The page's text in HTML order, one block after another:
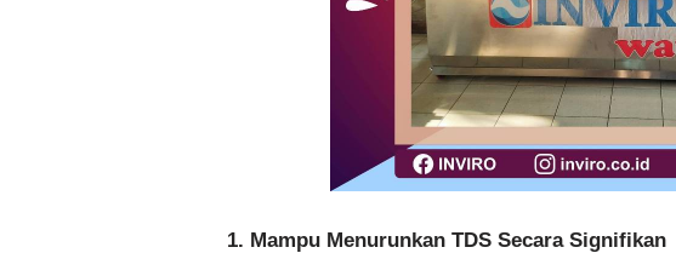
1. Mampu Menurunkan TDS Secara Signifikan